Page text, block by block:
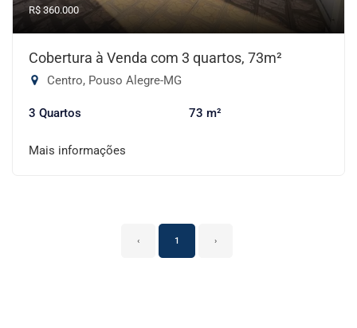
R$ 360.000
Cobertura à Venda com 3 quartos, 73m²
Centro, Pouso Alegre-MG
3 Quartos 73 m²
Mais informações
‹ 1 ›